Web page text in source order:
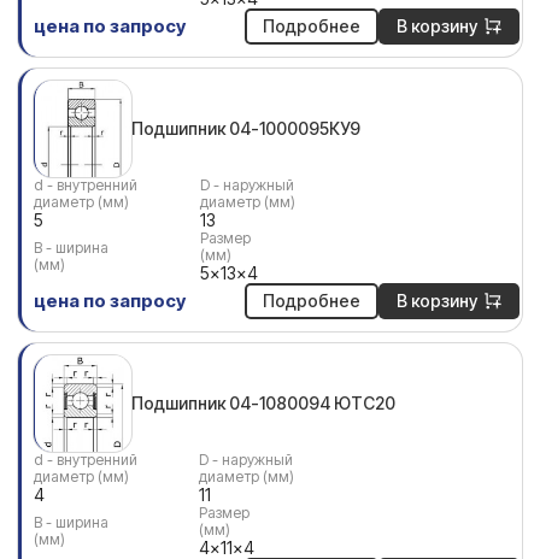
цена по запросу Подробнее В корзину
Подшипник 04-1000095КУ9
d - внутренний
диаметр (мм)
5
D - наружный
диаметр (мм)
13
В - ширина
(мм)
Размер
(мм)
5x13x4
цена по запросу Подробнее В корзину
Подшипник 04-1080094 ЮТС20
d - внутренний
диаметр (мм)
4
D - наружный
диаметр (мм)
11
В - ширина
(мм)
Размер
(мм)
4x11x4